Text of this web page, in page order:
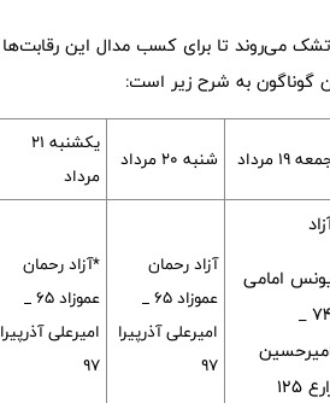
می‌روند تا برای کسب مدال این رقابت‌ها
۱۹ مرداد شنبه ۲۰ مرداد
یکشنبه ۲۱
مرداد
امامی
۷۴ _
۱۲۵
آزاد رحمان
عموزاد ۶۵ _
امیرعلی آذرپیرا
۹۷
*آزاد رحمان
عموزاد ۶۵ _
امیرعلی آذرپیرا
۹۷